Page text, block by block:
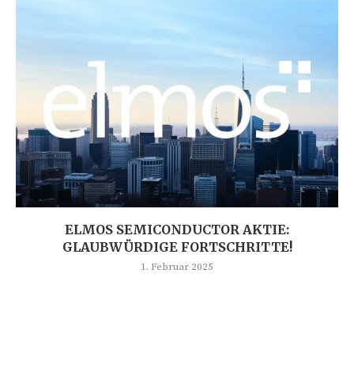
ELMOS SEMICONDUCTOR AKTIE:
GLAUBWÜRDIGE FORTSCHRITTE!
1. Februar 2025